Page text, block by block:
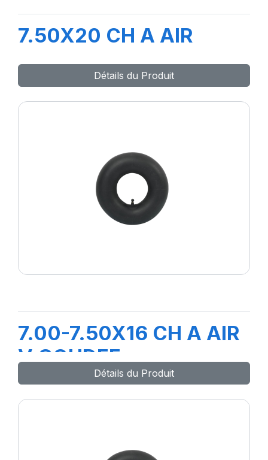
7.50X20 CH A AIR
Détails du Produit
7.00-7.50X16 CH A AIR
V COUDEE
Détails du Produit